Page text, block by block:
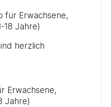
für Erwachsene,
18 Jahre)
herzlich
Erwachsene,
Jahre)